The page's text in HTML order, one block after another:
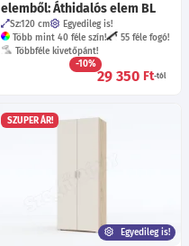
elemből: Áthidalós elem BL
Sz:120 cm
Egyedileg is!
Több mint 40 féle szín!
55 féle fogó!
Többféle kivetőpánt!
-10%
29 350 Ft-tól
SZUPER ÁR!
Egyedileg is!